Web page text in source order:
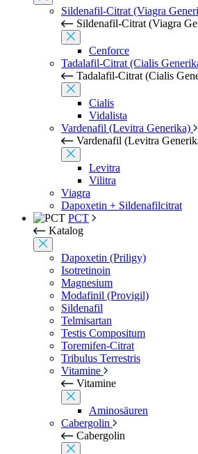
Sildenafil-Citrat (Viagra
Sildenafil-Citrat (Viagra
Cenforce
Tadalafil-Citrat (Cialis
Tadalafil-Citrat (Cialis
Cialis
Vidalista
Vardenafil (Levitra Generika)
Vardenafil (Levitra
Levitra
Vilitra
Viagra
Dapoxetin + Sildenafilcitrat
PCT
Katalog
Dapoxetin (Priligy)
Isotretinoin
Magnesium
Modafinil (Provigil)
Sildenafil
Telmisartan
Testis Compositum
Toremifen-Citrat
Tribulus Terrestris
Vitamine
Vitamine
Aminosäuren
Cabergolin
Cabergolin